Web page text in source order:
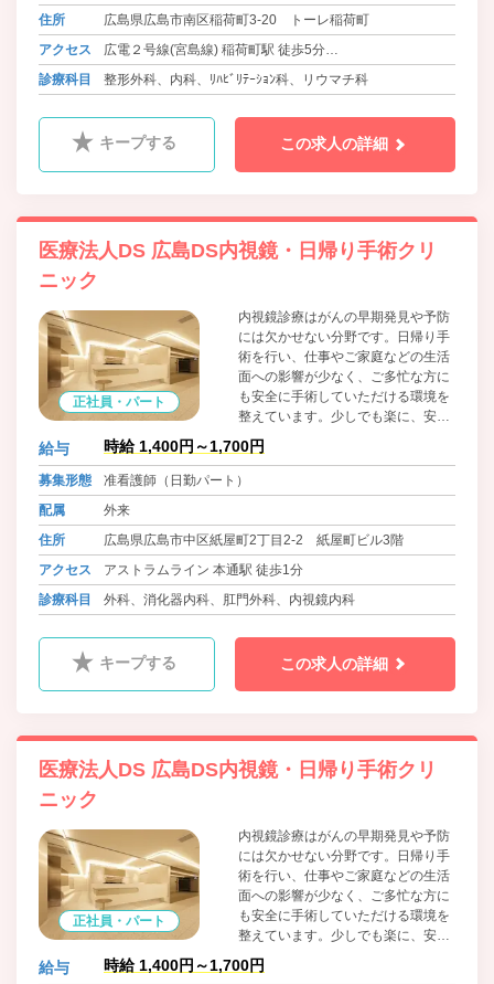
い、早期競技復帰をサポートしま
す。
住所
広島県広島市南区稲荷町3-20 トーレ稲荷町
アクセス
広電２号線(宮島線) 稲荷町駅 徒歩5分
山陽本線 広島駅 徒歩15分
診療科目 整形外科、内科、ﾘﾊﾋﾞﾘﾃｰｼｮﾝ科、リウマチ科
キープする この求人の詳細
医療法人DS 広島DS内視鏡・日帰り手術クリ
ニック
正社員・パート
内視鏡診療はがんの早期発見や予防
には欠かせない分野です。日帰り手
術を行い、仕事やご家庭などの生活
面への影響が少なく、ご多忙な方に
も安全に手術していただける環境を
整えています。少しでも楽に、安全
で、安心できる医療を受けていただ
くことを目指していきます。
給与 時給 1,400円～1,700円
募集形態
准看護師（日勤パート）
配属
外来
住所
広島県広島市中区紙屋町2丁目2-2 紙屋町ビル3階
アクセス
アストラムライン 本通駅 徒歩1分
診療科目
外科、消化器内科、肛門外科、内視鏡内科
キープする この求人の詳細
医療法人DS 広島DS内視鏡・日帰り手術クリ
ニック
正社員・パート
内視鏡診療はがんの早期発見や予防
には欠かせない分野です。日帰り手
術を行い、仕事やご家庭などの生活
面への影響が少なく、ご多忙な方に
も安全に手術していただける環境を
整えています。少しでも楽に、安全
で、安心できる医療を受けていただ
くことを目指していきます。
給与 時給 1,400円～1,700円